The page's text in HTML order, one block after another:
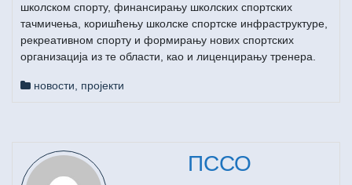
школском спорту, финансирању школских спортских
тачмичења, коришћењу школске спортске инфраструктуре,
рекреативном спорту и формирању нових спортских
организација из те области, као и лиценцирању тренера.
новости, пројекти
ПССО